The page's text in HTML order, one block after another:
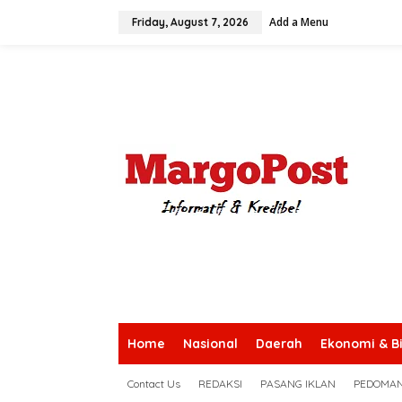
Friday, August 7, 2026 Add a Menu
Home Nasional Daerah Ekonomi &
Contact Us REDAKSI PASANG IKLAN